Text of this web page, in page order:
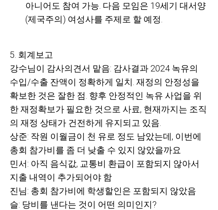
아니어도 참여 가능. 다음 모임은 19세기 대서양
(제국주의) 여성사를 주제로 할 예정.
5. 회계보고
강수님이 감사의견서 맡음: 감사결과 2024 녹유의
수입/수출 잔액이 정확하게 일치. 재정의 안정성을
확보한 것은 잘한 점. 향후 안정적인 녹유 사업을 위
한 재정확보가 필요한 것으로 사료, 현재까지는 조직
의 재정 상태가 건전하게 유지되고 있음.
상준: 작원 이월금이 천 유로 정도 남았는데, 이번에
총회 참가비를 좀 더 낮출 수 있지 않았을까요
민서: 아직 음식값, 교통비 환급이 포함되지 않아서
지출 내역이 추가되어야 함
진님: 총회 참가비에 학생할인은 포함되지 않았음
슬: 당비를 낸다는 것이 어떤 의미인지?